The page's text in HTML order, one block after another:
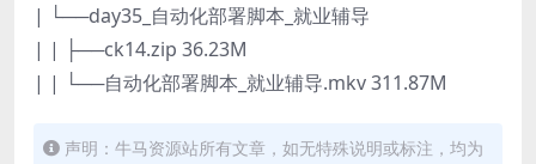
| └──day35_自动化部署脚本_就业辅导
| | ├──ck14.zip 36.23M
| | └──自动化部署脚本_就业辅导.mkv 311.87M
声明：牛马资源站所有文章，如无特殊说明或标注，均为